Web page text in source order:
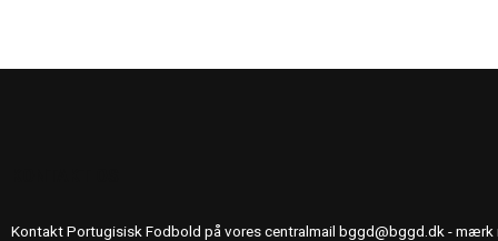
Kontakt Portugisisk Fodbold på vores centralmail bggd@bggd.dk - mærk